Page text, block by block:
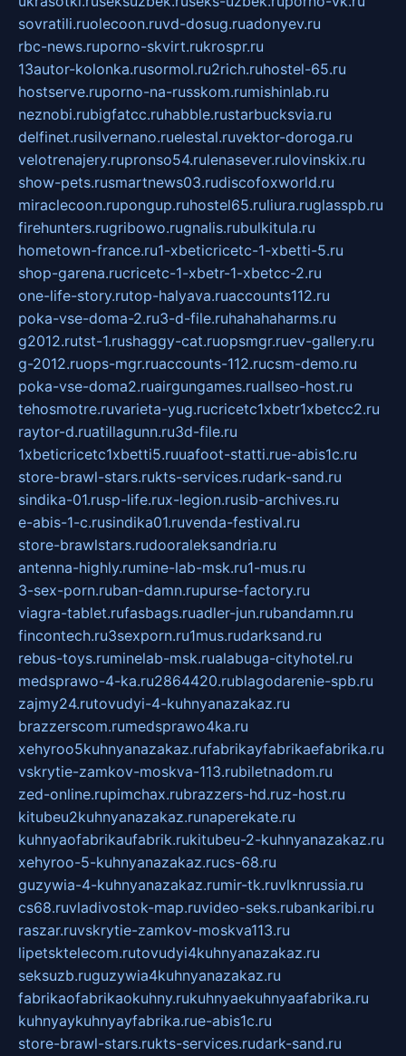
sovratili.ruolecoon.ruvd-dosug.ruadonyev.ru
rbc-news.ruporno-skvirt.rukrospr.ru
13autor-kolonka.rusormol.ru2rich.ruhostel-65.ru
hostserve.ruporno-na-russkom.rumishinlab.ru
neznobi.rubigfatcc.ruhabble.rustarbucksvia.ru
delfinet.rusilvernano.ruelestal.ruvektor-doroga.ru
velotrenajery.rupronso54.rulenasever.rulovinskix.ru
show-pets.rusmartnews03.rudiscofoxworld.ru
miraclecoon.rupongup.ruhostel65.ruliura.ruglasspb.ru
firehunters.rugribowo.rugnalis.rubulkitula.ru
hometown-france.ru1-xbeticricetc-1-xbetti-5.ru
shop-garena.rucricetc-1-xbetr-1-xbetcc-2.ru
one-life-story.rutop-halyava.ruaccounts112.ru
poka-vse-doma-2.ru3-d-file.ruhahahaharms.ru
g2012.rutst-1.rushaggy-cat.ruopsmgr.ruev-gallery.ru
g-2012.ruops-mgr.ruaccounts-112.rucsm-demo.ru
poka-vse-doma2.ruairgungames.ruallseo-host.ru
tehosmotre.ruvarieta-yug.rucricetc1xbetr1xbetcc2.ru
raytor-d.ruatillagunn.ru3d-file.ru
1xbeticricetc1xbetti5.ruuafoot-statti.rue-abis1c.ru
store-brawl-stars.rukts-services.rudark-sand.ru
sindika-01.rusp-life.rux-legion.rusib-archives.ru
e-abis-1-c.rusindika01.ruvenda-festival.ru
store-brawlstars.rudooraleksandria.ru
antenna-highly.rumine-lab-msk.ru1-mus.ru
3-sex-porn.ruban-damn.rupurse-factory.ru
viagra-tablet.rufasbags.ruadler-jun.rubandamn.ru
fincontech.ru3sexporn.ru1mus.rudarksand.ru
rebus-toys.ruminelab-msk.rualabuga-cityhotel.ru
medsprawo-4-ka.ru2864420.rublagodarenie-spb.ru
zajmy24.rutovudyi-4-kuhnyanazakaz.ru
brazzerscom.rumedsprawo4ka.ru
xehyroo5kuhnyanazakaz.rufabrikayfabrikaefabrika.ru
vskrytie-zamkov-moskva-113.rubiletnadom.ru
zed-online.rupimchax.rubrazzers-hd.ruz-host.ru
kitubeu2kuhnyanazakaz.runaperekate.ru
kuhnyaofabrikaufabrik.rukitubeu-2-kuhnyanazakaz.ru
xehyroo-5-kuhnyanazakaz.rucs-68.ru
guzywia-4-kuhnyanazakaz.rumir-tk.ruvlknrussia.ru
cs68.ruvladivostok-map.ruvideo-seks.rubankaribi.ru
raszar.ruvskrytie-zamkov-moskva113.ru
lipetsktelecom.rutovudyi4kuhnyanazakaz.ru
seksuzb.ruguzywia4kuhnyanazakaz.ru
fabrikaofabrikaokuhny.rukuhnyaekuhnyaafabrika.ru
kuhnyaykuhnyayfabrika.rue-abis1c.ru
store-brawl-stars.rukts-services.rudark-sand.ru